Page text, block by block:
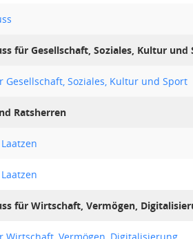
für Gesellschaft, Soziales, Kultur und
Gesellschaft, Soziales, Kultur und Sport
Ratsherren
für Wirtschaft, Vermögen,